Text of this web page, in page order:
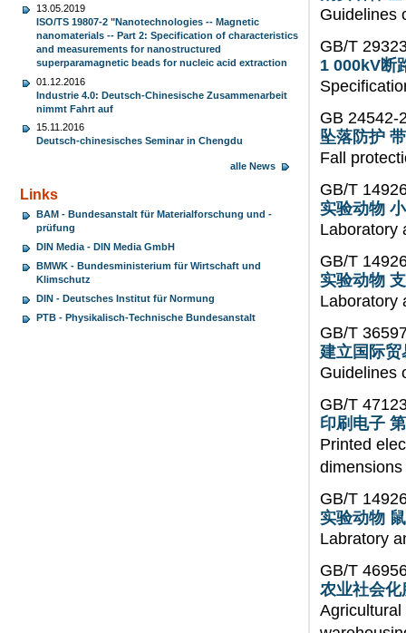
13.05.2019
ISO/TS 19807-2 "Nanotechnologies -- Magnetic
nanomaterials -- Part 2: Specification of characteristics
and measurements for nanostructured
superparamagnetic beads for nucleic acid extraction
01.12.2016
Industrie 4.0: Deutsch-Chinesische Zusammenarbeit
nimmt Fahrt auf
15.11.2016
Deutsch-chinesisches Seminar in Chengdu
alle News
Links
BAM - Bundesanstalt für Materialforschung und -
prüfung
DIN Media - DIN Media GmbH
BMWK - Bundesministerium für Wirtschaft und
Klimschutz
DIN - Deutsches Institut für Normung
PTB - Physikalisch-Technische Bundesanstalt
Guidelines
GB/T
1 000kV断
GB 24542-
坠落防护
Fall
GB/T
实验动物
Laboratory
GB/T
实验动物
Laboratory
GB/T
建立国际
Guidelines
GB/T
印刷电子
Printed
dimensions
GB/T
实验动物
Labratory
GB/T
农业社会